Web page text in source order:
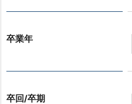
卒業年
卒回/卒期